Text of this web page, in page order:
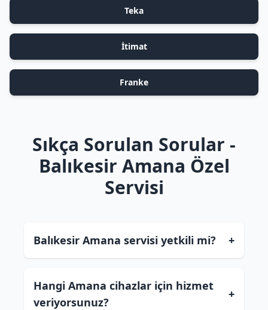
Teka
İtimat
Franke
Sıkça Sorulan Sorular -
Balıkesir Amana Özel
Servisi
Balıkesir Amana servisi yetkili mi? +
Hangi Amana cihazlar için hizmet
veriyorsunuz?
+